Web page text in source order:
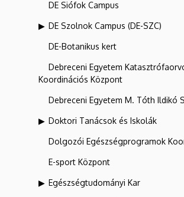
DE Siófok Campus
DE Szolnok Campus (DE-SZC)
DE-Botanikus kert
Debreceni Egyetem
Koordinációs Központ
Debreceni Egyetem M. Tóth Ildikó
Doktori Tanácsok és Iskolák
Dolgozói Egészségprogramok
E-sport Központ
Egészségtudományi Kar